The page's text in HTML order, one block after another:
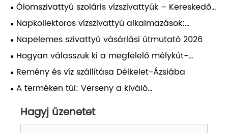
Ólomszivattyú szoláris vízszivattyúk – Kereskedői
útmutató
Napkollektoros vízszivattyú alkalmazások:
mezőgazdaság, állattenyésztés és otthoni
felhasználás
Napelemes szivattyú vásárlási útmutató 2026
Hogyan válasszuk ki a megfelelő mélykút-
szivattyút a gazdasághoz?
Remény és víz szállítása Délkelet-Ázsiába
A terméken túl: Verseny a kiváló
Hagyj üzenetet